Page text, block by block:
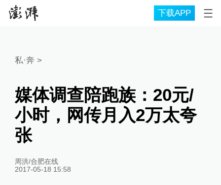
下载APP
私·奔 >
媒体调查陪跑族：20元/
小时，网传月入2万太夸
张
周洪/合肥在线
2017-05-18 15:58